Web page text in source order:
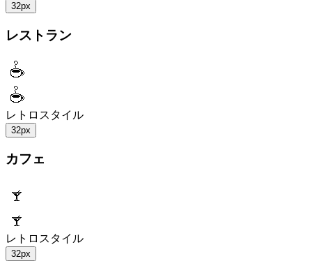
32px
レストラン
レトロスタイル
32px
カフェ
レトロスタイル
32px